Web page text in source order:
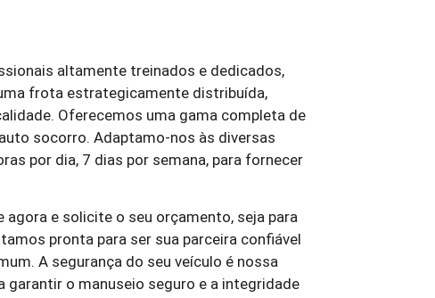
altamente treinados e dedicados,
frota estrategicamente distribuída,
Oferecemos uma gama completa de
socorro. Adaptamo-nos às diversas
por dia, 7 dias por semana, para fornecer
agora e solicite o seu orçamento, seja para
pronta para ser sua parceira confiável
A segurança do seu veículo é nossa
o manuseio seguro e a integridade